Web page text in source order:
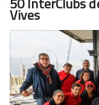
Vives